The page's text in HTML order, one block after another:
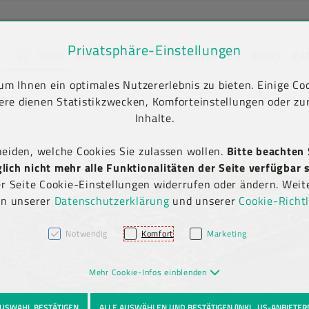
springen [AK + 2]
[AK + 5]
NACHHALTIGKEIT UNTERNEHMEN
Privatsphäre-Einstellungen
Ihnen ein optimales Nutzererlebnis zu bieten. Einige
dienen Statistikzwecken, Komforteinstellungen oder
Inhalte.
welche Cookies Sie zulassen wollen. Bitte
nicht mehr alle Funktionalitäten der Seite verfügbar
Seite Cookie-Einstellungen widerrufen oder ändern.
unserer Datenschutzerklärung und unserer Cookie-
Notwendig Komfort Marketing
Mehr Cookie-Infos einblenden